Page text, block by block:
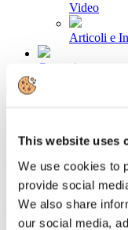
This website uses
We use cookies to
provide social
We also share
our social media,
Video
Articoli e
Contatti
Tel. +39 320 57 80 986
Login
Cerca...